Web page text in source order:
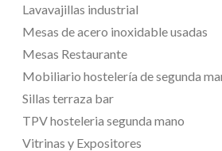
Lavavajillas industrial
Mesas de acero inoxidable usadas
Mesas Restaurante
Mobiliario hostelería de segunda
Sillas terraza bar
TPV hosteleria segunda mano
Vitrinas y Expositores